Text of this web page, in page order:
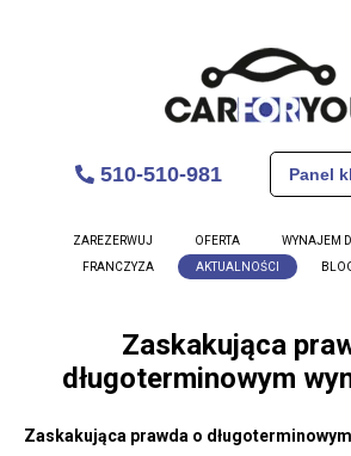
510-510-981 Panel
ZAREZERWUJ OFERTA
WYNAJEM
FRANCZYZA
AKTUALNOŚCI
Zaskakująca
długoterminowym
Zaskakująca prawda o